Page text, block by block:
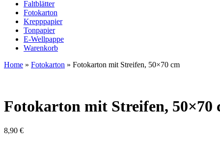
Faltblätter
Fotokarton
Krepppapier
Tonpapier
E-Wellpappe
Warenkorb
Home » Fotokarton » Fotokarton mit Streifen, 50×70 cm
Fotokarton mit Streifen, 50×70
8,90 €